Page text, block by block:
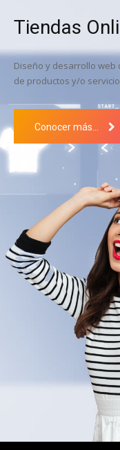
Tiendas
Diseño y desarrollo web
de productos y/o
Conocer más...